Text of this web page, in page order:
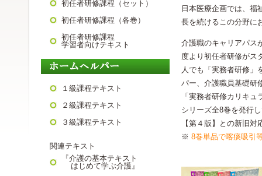
初任者研修課程（セット）
初任者研修課程（各巻）
初任者研修課程
学習者向けテキスト
１級課程テキスト
２級課程テキスト
３級課程テキスト
関連テキスト
『介護の基本テキスト
はじめて学ぶ介護』
日本医療企画では、福
長を続けるこの分野に
介護職のキャリアパス
度より初任者研修がス
人でも「実務者研修」
パー、介護職員基礎研
「実務者研修カリキ
シリーズ全8巻を発行
【第４版】との新旧
※ 8巻単品で喀痰吸引